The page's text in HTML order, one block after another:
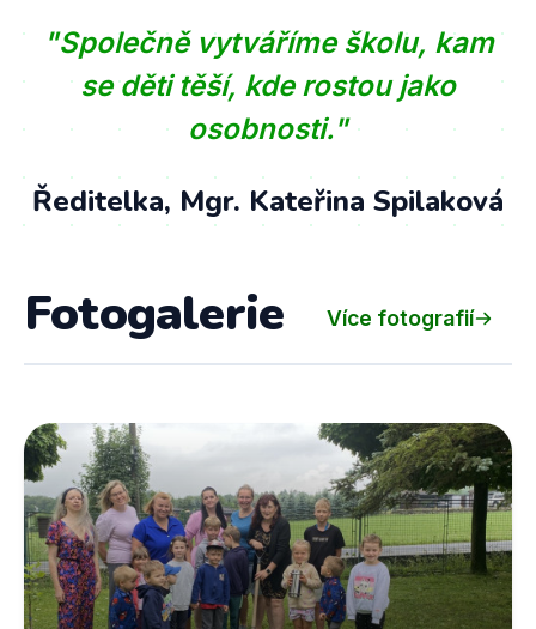
"Společně vytváříme školu, kam
se děti těší, kde rostou jako
osobnosti."
Ředitelka, Mgr. Kateřina Spilaková
Fotogalerie Více fotografií